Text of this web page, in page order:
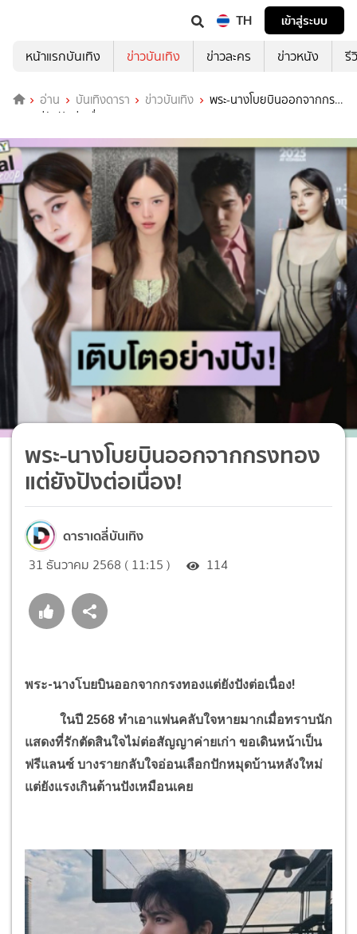
TH
เข้าสู่ระบบ
หน้าแรกบันเทิง
ข่าวบันเทิง ข่าวละคร ข่าวหนัง รี
อ่าน บันเทิงดารา ข่าวบันเทิง
พระ-นางโบยบินออกจากกรง
ทองแต่ยังปังต่อเนื่อง!
พระ-นางโบยบินออกจากกรงทอง
แต่ยังปังต่อเนื่อง!
ดาราเดลี่บันเทิง
31 ธันวาคม 2568 ( 11:15 ) 114
พระ-นางโบยบินออกจากกรงทองแต่ยังปังต่อเนื่อง!
ในปี 2568 ทำเอาแฟนคลับใจหายมากเมื่อทราบนัก
แสดงที่รักตัดสินใจไม่ต่อสัญญาค่ายเก่า ขอเดินหน้าเป็น
ฟรีแลนซ์ บางรายกลับใจอ่อนเลือกปักหมุดบ้านหลังใหม่
แต่ยังแรงเกินต้านปังเหมือนเคย